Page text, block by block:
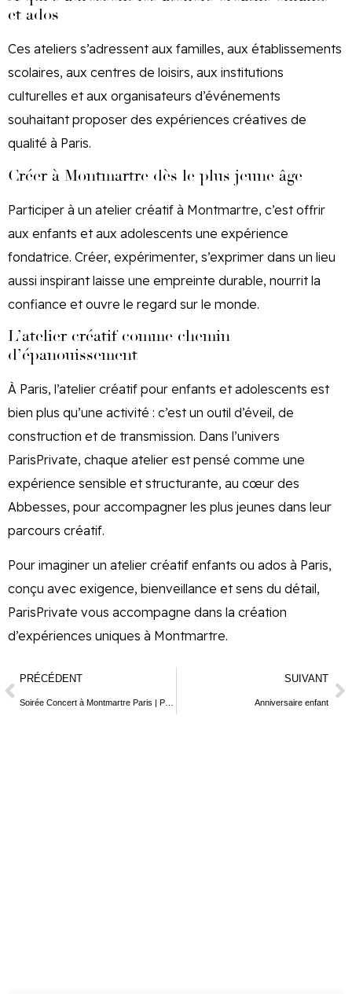
et ados
Ces ateliers s’adressent aux familles, aux établissements
scolaires, aux centres de loisirs, aux institutions
culturelles et aux organisateurs d’événements
souhaitant proposer des expériences créatives de
qualité à Paris.
Créer à Montmartre dès le plus jeune âge
Participer à un atelier créatif à Montmartre, c’est offrir
aux enfants et aux adolescents une expérience
fondatrice. Créer, expérimenter, s’exprimer dans un lieu
aussi inspirant laisse une empreinte durable, nourrit la
confiance et ouvre le regard sur le monde.
L’atelier créatif comme chemin
d’épanouissement
À Paris, l’atelier créatif pour enfants et adolescents est
bien plus qu’une activité : c’est un outil d’éveil, de
construction et de transmission. Dans l’univers
ParisPrivate, chaque atelier est pensé comme une
expérience sensible et structurante, au cœur des
Abbesses, pour accompagner les plus jeunes dans leur
parcours créatif.
Pour imaginer un atelier créatif enfants ou ados à Paris,
conçu avec exigence, bienveillance et sens du détail,
ParisPrivate vous accompagne dans la création
d’expériences uniques à Montmartre.
PRÉCÉDENT
Soirée Concert à Montmartre Paris | Paris Private
SUIVANT
Anniversaire enfant